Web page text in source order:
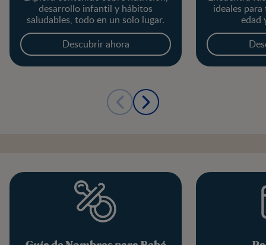
desarrollo infantil y hábitos
saludables, todo en un solo lugar.
Descubrir ahora
ideales
edad